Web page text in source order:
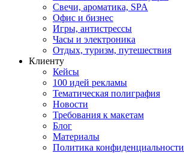
Свечи, ароматика, SPA
Офис и бизнес
Игры, антистрессы
Часы и электроника
Отдых, туризм, путешествия
Клиенту
Кейсы
100 идей рекламы
Тематическая полиграфия
Новости
Требования к макетам
Блог
Материалы
Политика конфиденциальности